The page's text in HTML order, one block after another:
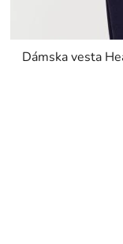
Dámska vesta